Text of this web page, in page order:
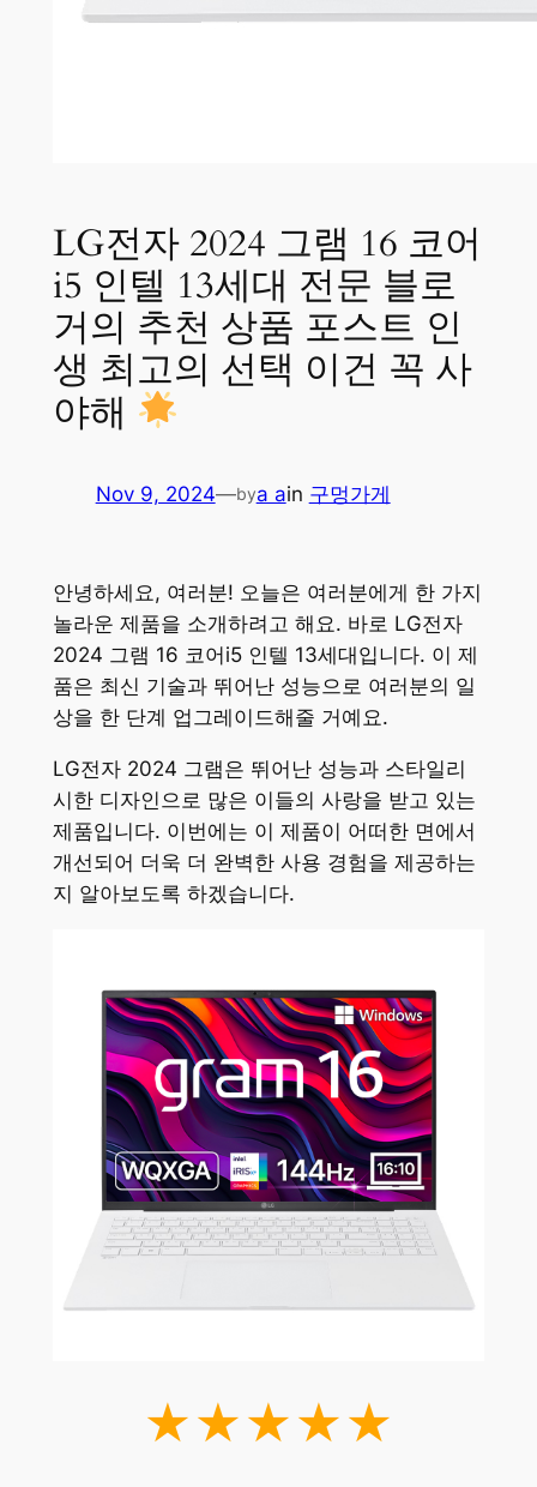
LG전자 2024 그램 16 코어
i5 인텔 13세대 전문 블로
거의 추천 상품 포스트 인
생 최고의 선택 이건 꼭 사
야해
Nov 9, 2024—bya ain 구멍가게
안녕하세요, 여러분! 오늘은 여러분에게 한 가지
놀라운 제품을 소개하려고 해요. 바로 LG전자
2024 그램 16 코어i5 인텔 13세대입니다. 이 제
품은 최신 기술과 뛰어난 성능으로 여러분의 일
상을 한 단계 업그레이드해줄 거예요.
LG전자 2024 그램은 뛰어난 성능과 스타일리
시한 디자인으로 많은 이들의 사랑을 받고 있는
제품입니다. 이번에는 이 제품이 어떠한 면에서
개선되어 더욱 더 완벽한 사용 경험을 제공하는
지 알아보도록 하겠습니다.
★★★★★